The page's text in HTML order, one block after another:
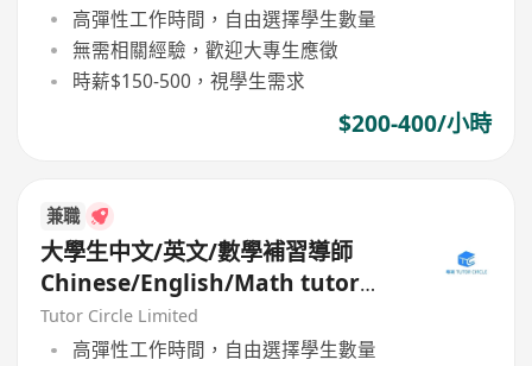
高彈性工作時間，自由選擇學生數量
無需相關經驗，歡迎大專生應徵
時薪$150-500，視學生需求
$200-400/小時
兼職
大學生中文/英文/數學補習導師
Chinese/English/Math tutor
(Part Time/Freelancer)
Tutor Circle Limited
高彈性工作時間，自由選擇學生數量